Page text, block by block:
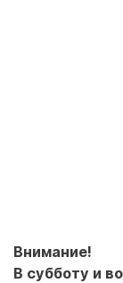
Внимание!
В субботу и